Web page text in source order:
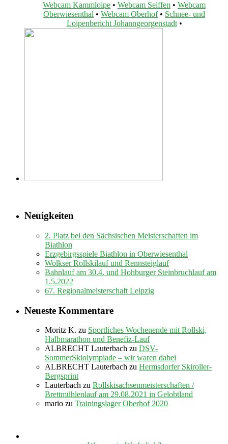
Webcam Kammloipe • Webcam Seiffen • Webcam
Oberwiesenthal • Webcam Oberhof• Schnee- und
Loipenbericht Johanngeorgenstadt•
Neuigkeiten
2. Platz bei den Sächsischen Meisterschaften im
Biathlon
Erzgebirgsspiele Biathlon in Oberwiesenthal
Wolkser Rollskilauf und Rennsteiglauf
Bahnlauf am 30.4. und Hohburger Steinbruchlauf am
1.5.2022
67. Regionalmeisterschaft Leipzig
Neueste Kommentare
Moritz K. zu Sportliches Wochenende mit Rollski,
Halbmarathon und Benefiz-Lauf
ALBRECHT Lauterbach zu DSV-
SommerSkiolympiade – wir waren dabei
ALBRECHT Lauterbach zu Hermsdorfer Skiroller-
Bergsprint
Lauterbach zu Rollskisachsenmeisterschaften /
Brettmühlenlauf am 29.08.2021 in Gelobtland
mario zu Trainingslager Oberhof 2020